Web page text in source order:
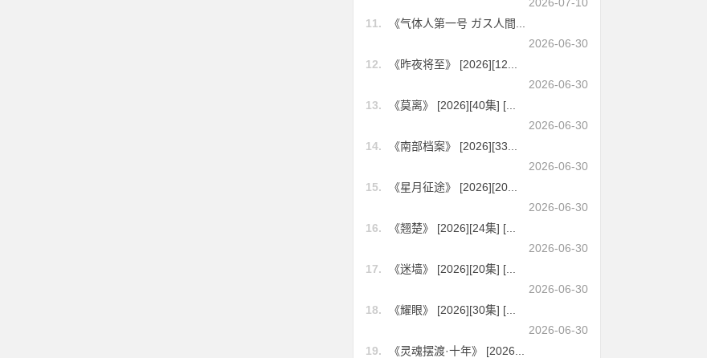
11.
《气体人第一号 ガス人間...
2026-06-30
12.
《昨夜将至》 [2026][12...
2026-06-30
13.
《莫离》 [2026][40集] [...
2026-06-30
14.
《南部档案》 [2026][33...
2026-06-30
15.
《星月征途》 [2026][20...
2026-06-30
16.
《翘楚》 [2026][24集] [...
2026-06-30
17.
《迷墙》 [2026][20集] [...
2026-06-30
18.
《耀眼》 [2026][30集] [...
2026-06-30
19.
《灵魂摆渡·十年》 [2026...